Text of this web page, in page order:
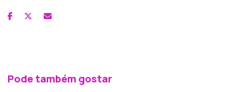
Pode também gostar